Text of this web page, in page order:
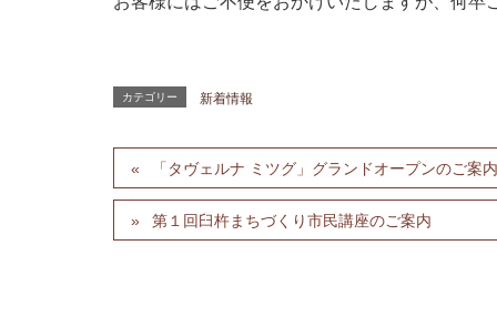
カテゴリー 新着情報
「タヴェルナ ミツグ」グランドオープンのご案内
第１回臼杵まちづくり市民講座のご案内